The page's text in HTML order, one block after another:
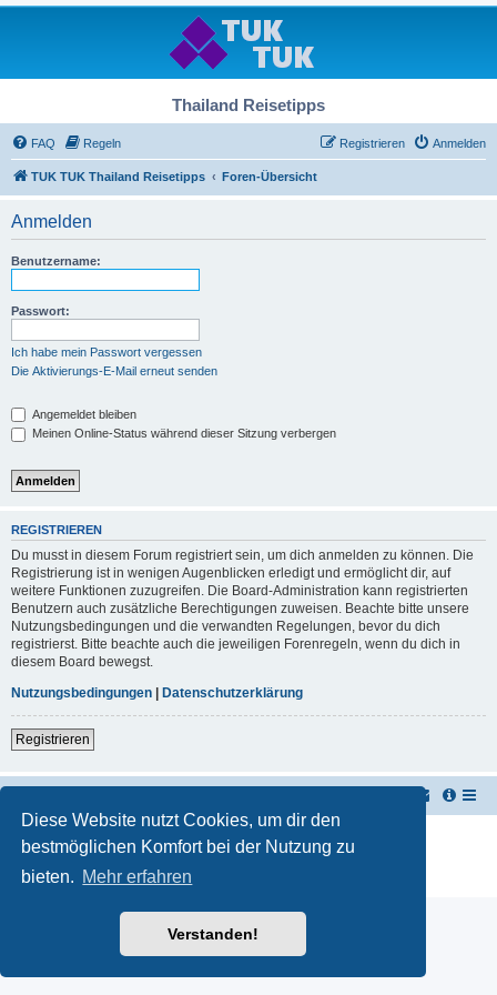
Diese Website nutzt Cookies, um dir den
bestmöglichen Komfort bei der Nutzung zu
bieten. Mehr erfahren
Verstanden!
Thailand Reisetipps
FAQ Regeln Anmelden
Registrieren
TUK TUK Thailand Reisetipps Foren-Übersicht
Anmelden
Benutzername:
Passwort:
Ich habe mein Passwort vergessen
Die Aktivierungs-E-Mail erneut senden
Angemeldet bleiben
Meinen Online-Status während dieser Sitzung verbergen
REGISTRIEREN
Du musst in diesem Forum registriert sein, um dich anmelden zu können. Die
Registrierung ist in wenigen Augenblicken erledigt und ermöglicht dir, auf
weitere Funktionen zuzugreifen. Die Board-Administration kann registrierten
Benutzern auch zusätzliche Berechtigungen zuweisen. Beachte bitte unsere
Nutzungsbedingungen und die verwandten Regelungen, bevor du dich
registrierst. Bitte beachte auch die jeweiligen Forenregeln, wenn du dich in
diesem Board bewegst.
Nutzungsbedingungen
Datenschutzerklärung
Registrieren
Deutsche Übersetzung durchphpBB.de
Datenschutz